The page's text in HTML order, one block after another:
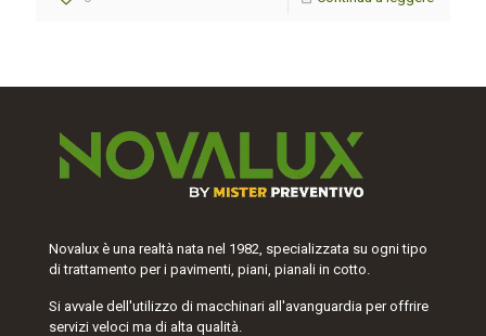
Novalux è una realtà nata nel 1982, specializzata su ogni tipo
di trattamento per i pavimenti, piani, pianali in cotto.
Si avvale dell'utilizzo di macchinari all'avanguardia per offrire
servizi veloci ma di alta qualità.